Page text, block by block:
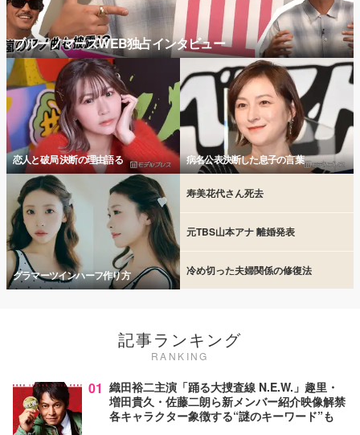
ブルーノマーズWEB独占インタビュー
恋人と破局 決断の理由語る 病名公表決断した息子の言葉
グラマーツインハーフ作り方
寿美花代さん死去
元TBS山本アナ 離婚発表
冷め切った夫婦関係の修復法
記事ランキング
RANKING
01 織田裕二主演「踊る大捜査線 N.E.W.」趣里・
増田貴久・佐藤二朗ら新メンバー紹介映像解禁
各キャラクター象徴する“謎のキーワード”も